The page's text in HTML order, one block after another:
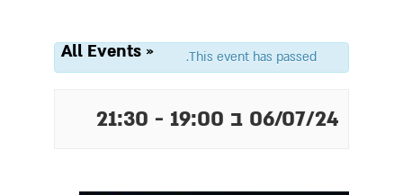
« All Events This event has passed.
06/07/24 ב 19:00 -
21:30